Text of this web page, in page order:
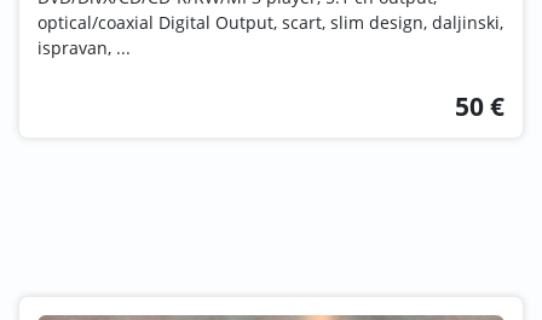
optical/coaxial Digital Output, scart, slim design, daljinski,
ispravan, ...
50 €